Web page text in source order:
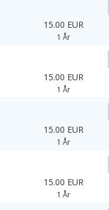
15.00 EUR
1 År
15.00 EUR
1 År
15.00 EUR
1 År
15.00 EUR
1 År